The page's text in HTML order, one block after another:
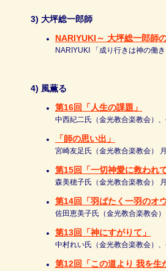
3) 大坪総一郎師
NARIYUKI～ 大坪総一郎師
NARIYUKI 「成り行きは神の働
4) 風薫る
第16回「人生の課題」
中西紀二氏（金光教合楽教会）
「師の思い出」
宮崎友足氏（金光教合楽教会）
第15回「一切神愛に救われて
森美穂子氏（金光教合楽教会）
第14回「羽ばたく一羽のオ
佐田恵美子氏（金光教合楽教会
第13回「神にすがりて」
中村れい氏（金光教合楽教会）
第12回「この道より 我を生